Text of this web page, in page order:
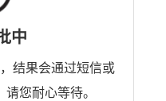
中
结果会通过短信或
您耐心等待。